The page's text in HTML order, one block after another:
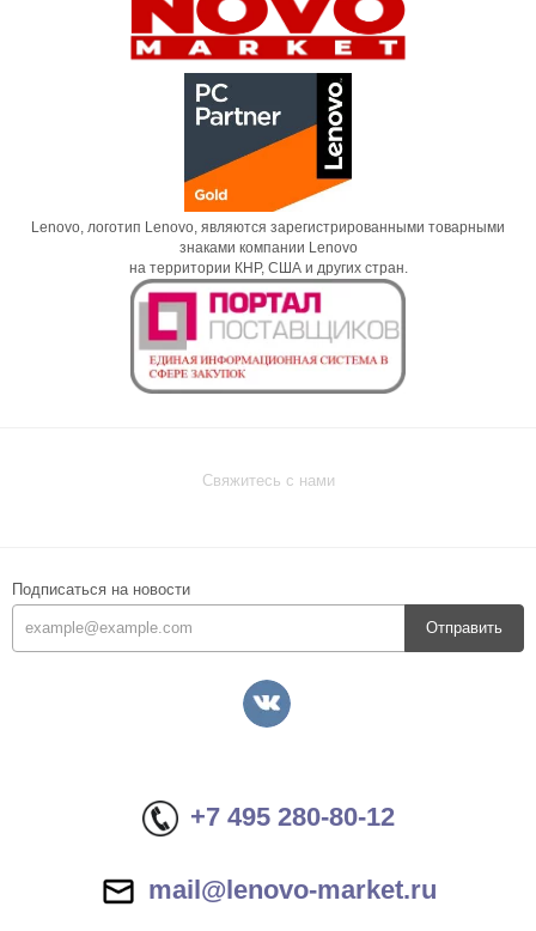
Lenovo, логотип Lenovo, являются зарегистрированными товарными
знаками компании Lenovo
на территории КНР, США и других стран.
Свяжитесь с нами
Подписаться на новости
Отправить
+7 495 280-80-12
mail@lenovo-market.ru